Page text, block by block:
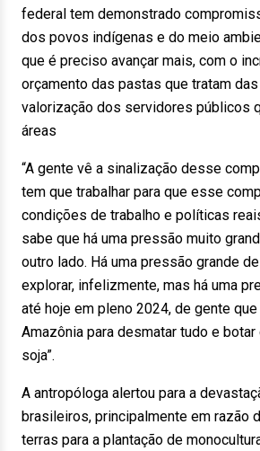
federal tem demonstrado
dos povos indígenas e do meio
que é preciso avançar mais, com o
orçamento das pastas que tratam
valorização dos servidores públicos
áreas
“A gente vê a sinalização desse
tem que trabalhar para que esse
condições de trabalho e políticas
sabe que há uma pressão muito
outro lado. Há uma pressão grande
explorar, infelizmente, mas há uma
até hoje em pleno 2024, de gente
Amazônia para desmatar tudo e
soja”.
A antropóloga alertou para a
brasileiros, principalmente em razão
terras para a plantação de